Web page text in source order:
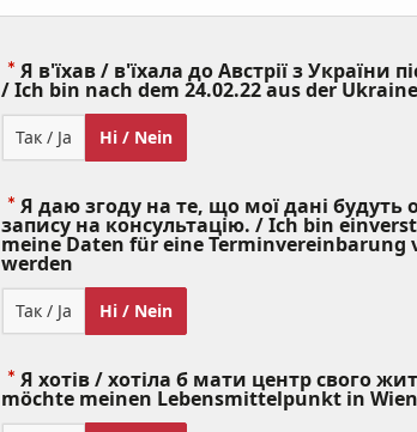
Я в'їхав / в'їхала до Австрії з України
/ Ich bin nach dem 24.02.22 aus der
Так / Ja Ні / Nein
Я даю згоду на те, що мої дані будуть
запису на консультацію. / Ich bin
meine Daten für eine Terminvereinbarung
werden
Required)
Так / Ja Ні / Nein
Я хотів / хотіла б мати центр свого
möchte meinen Lebensmittelpunkt in